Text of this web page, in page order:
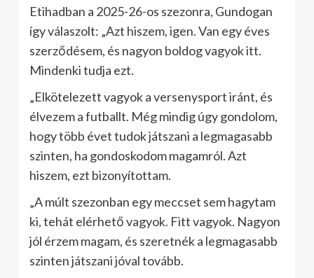
Etihadban a 2025-26-os szezonra, Gundogan
így válaszolt: „Azt hiszem, igen. Van egy éves
szerződésem, és nagyon boldog vagyok itt.
Mindenki tudja ezt.
„Elkötelezett vagyok a versenysport iránt, és
élvezem a futballt. Még mindig úgy gondolom,
hogy több évet tudok játszani a legmagasabb
szinten, ha gondoskodom magamról. Azt
hiszem, ezt bizonyítottam.
„A múlt szezonban egy meccset sem hagytam
ki, tehát elérhető vagyok. Fitt vagyok. Nagyon
jól érzem magam, és szeretnék a legmagasabb
szinten játszani jóval tovább.